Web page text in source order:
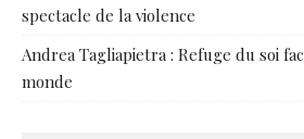
spectacle de la violence
Andrea Tagliapietra : Refuge du soi
monde